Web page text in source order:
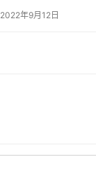
2022年9月12日